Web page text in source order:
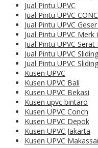
Jual Pintu UPVC
Jual Pintu UPVC
Jual Pintu UPVC
Jual Pintu UPVC
Jual Pintu UPVC
Jual Pintu UPVC
Jual Pintu UPVC
Kusen UPVC
Kusen UPVC Bali
Kusen UPVC Bekasi
Kusen upvc bintaro
Kusen UPVC Conch
Kusen UPVC Depok
Kusen UPVC Jakarta
Kusen UPVC